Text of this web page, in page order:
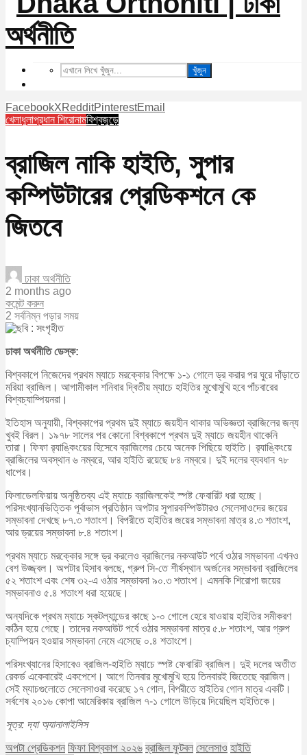
খুঁজুন
FacebookXRedditPinterestEmail
খেলাধুলাপ্রধান শিরোনামবিশ্বজুড়ে
ব্রাজিল নাকি হাইতি, সুপার
কম্পিউটারের প্রেডিকশনে কে
জিতবে
ঢাকা অর্থনীতি
2 months ago
কমেন্ট করুন
2 সর্বনিম্ন পড়ার সময়
ঢাকা অর্থনীতি ডেস্ক:
বিশ্বকাপে নিজেদের প্রথম ম্যাচে মরক্কোর বিপক্ষে ১-১ গোলে ড্র করার পর ঘুরে দাঁড়াতে
মরিয়া ব্রাজিল। আগামীকাল শনিবার দ্বিতীয় ম্যাচে হাইতির মুখোমুখি হবে পাঁচবারের
বিশ্বচ্যাম্পিয়নরা।
ইতিহাস অনুযায়ী, বিশ্বকাপের প্রথম দুই ম্যাচে জয়হীন থাকার অভিজ্ঞতা ব্রাজিলের জন্য
খুবই বিরল। ১৯৭৮ সালের পর কোনো বিশ্বকাপে প্রথম দুই ম্যাচে জয়হীন থাকেনি
তারা। ফিফা র‍্যাঙ্কিংয়ের হিসেবে ব্রাজিলের চেয়ে অনেক পিছিয়ে হাইতি। র‍্যাঙ্কিংয়ে
ব্রাজিলের অবস্থান ৬ নম্বরে, আর হাইতি রয়েছে ৮৪ নম্বরে। দুই দলের ব্যবধান ৭৮
ধাপের।
ফিলাডেলফিয়ায় অনুষ্ঠিতব্য এই ম্যাচে ব্রাজিলকেই স্পষ্ট ফেবারিট ধরা হচ্ছে।
পরিসংখ্যানভিত্তিক পূর্বাভাস প্রতিষ্ঠান অপটার সুপারকম্পিউটারও সেলেসাওদের জয়ের
সম্ভাবনা দেখছে ৮৭.৩ শতাংশ। বিপরীতে হাইতির জয়ের সম্ভাবনা মাত্র ৪.৩ শতাংশ,
আর ড্রয়ের সম্ভাবনা ৮.৪ শতাংশ।
প্রথম ম্যাচে মরক্কোর সঙ্গে ড্র করলেও ব্রাজিলের নকআউট পর্বে ওঠার সম্ভাবনা এখনও
বেশ উজ্জ্বল। অপটার হিসাব বলছে, গ্রুপ সি-তে শীর্ষস্থান অর্জনের সম্ভাবনা ব্রাজিলের
৫২ শতাংশ এবং শেষ ৩২-এ ওঠার সম্ভাবনা ৯০.৩ শতাংশ। এমনকি শিরোপা জয়ের
সম্ভাবনাও ৫.৪ শতাংশ ধরা হয়েছে।
অন্যদিকে প্রথম ম্যাচে স্কটল্যান্ডের কাছে ১-০ গোলে হেরে যাওয়ায় হাইতির সমীকরণ
কঠিন হয়ে গেছে। তাদের নকআউট পর্বে ওঠার সম্ভাবনা মাত্র ৫.৮ শতাংশ, আর গ্রুপ
চ্যাম্পিয়ন হওয়ার সম্ভাবনা নেমে এসেছে ০.৪ শতাংশে।
পরিসংখ্যানের হিসাবেও ব্রাজিল-হাইতি ম্যাচে স্পষ্ট ফেবারিট ব্রাজিল। দুই দলের অতীত
রেকর্ড একেবারেই একপেশে। আগে তিনবার মুখোমুখি হয়ে তিনবারই জিতেছে ব্রাজিল।
সেই ম্যাচগুলোতে সেলেসাওরা করেছে ১৭ গোল, বিপরীতে হাইতির গোল মাত্র একটি।
সর্বশেষ ২০১৬ কোপা আমেরিকায় ব্রাজিল ৭-১ গোলে উড়িয়ে দিয়েছিল হাইতিকে।
সূত্র: দ্যা অ্যানালাইসিস
অপটা প্রেডিকশন ফিফা বিশ্বকাপ ২০২৬ ব্রাজিল ফুটবল সেলেসাও হাইতি